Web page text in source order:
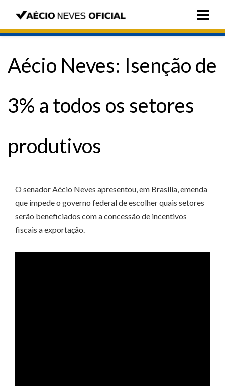
Aécio Neves: Isenção de
3% a todos os setores
produtivos
O senador Aécio Neves apresentou, em Brasília, emenda
que impede o governo federal de escolher quais setores
serão beneficiados com a concessão de incentivos
fiscais a exportação.